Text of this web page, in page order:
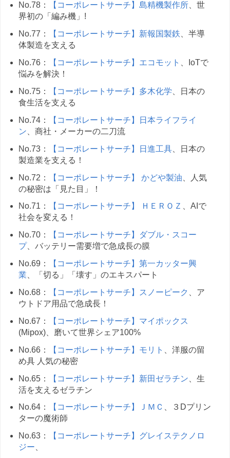
No.78：
【コーポレートサーチ】島精機製作所、世
界初の「編み機」!
No.77：
【コーポレートサーチ】新報国製鉄 、半導
体製造を支える
No.76：
【コーポレートサーチ】エコモット
、IoTで
悩みを解決！
No.75：
【コーポレートサーチ】多木化学 、日本の
食生活を支える
No.74：
【コーポレートサーチ】日本ライフライ
ン 、商社・メーカーの二刀流
No.73：
【コーポレートサーチ】日進工具、日本の
製造業を支える！
No.72：
【コーポレートサーチ】 かどや製油 、人気
の秘密は「見た目」！
No.71：
【コーポレートサーチ】 ＨＥＲＯＺ
、AIで
社会を変える！
No.70：
【コーポレートサーチ】ダブル・スコー
プ、バッテリー需要増で急成長の膜
No.69：
【コーポレートサーチ】第一カッター興
業 、「切る」「壊す」のエキスパート
No.68：
【コーポレートサーチ】スノーピーク
、ア
ウトドア用品で急成長！
No.67：
【コーポレートサーチ】マイポックス
(Mipox)、磨いて世界シェア100%
No.66：
【コーポレートサーチ】モリト
、洋服の留
め具 人気の秘密
No.65：
【コーポレートサーチ】新田ゼラチン 、生
活を支えるゼラチン
No.64：
【コーポレートサーチ】ＪＭＣ
、３Dプリン
ターの魔術師
No.63：
【コーポレートサーチ】グレイステクノロ
ジー